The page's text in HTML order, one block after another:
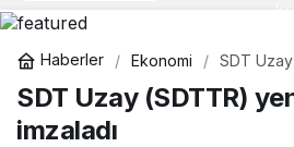
Haberler Ekonomi
SDT
SDT Uzay (SDTTR)
imzaladı